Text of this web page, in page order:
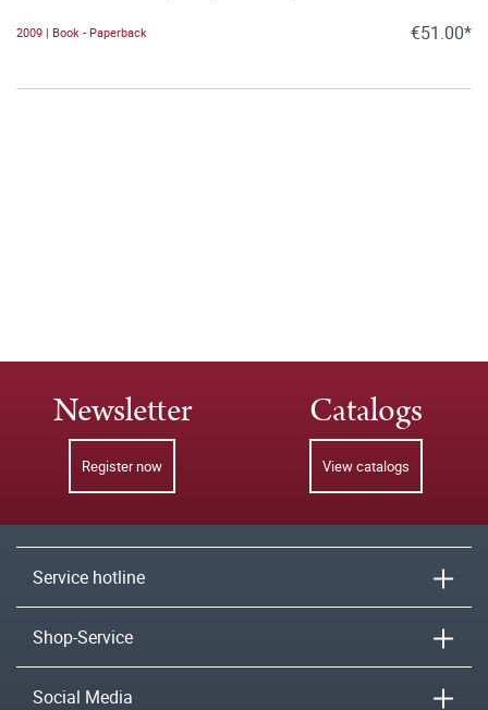
2009 | Book - Paperback €51.00*
Newsletter
Register now
Catalogs
View catalogs
Service hotline
Shop-Service
Social Media